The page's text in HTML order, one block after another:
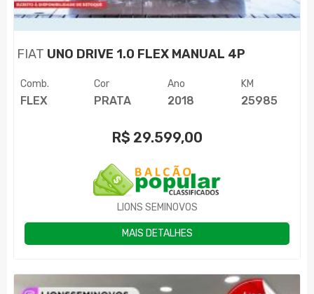
FIAT UNO DRIVE 1.0 FLEX MANUAL 4P
Comb.
FLEX
Cor
PRATA
Ano
2018
KM
25985
R$ 29.599,00
LIONS SEMINOVOS
MAIS DETALHES